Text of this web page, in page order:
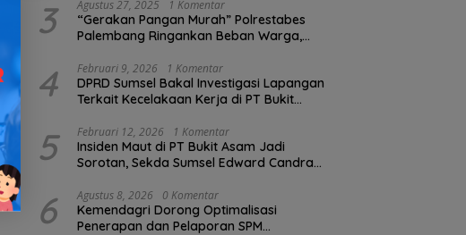
Pengawasan K3?
3 Agustus 27, 2025 1 Komentar
“Gerakan Pangan Murah” Polrestabes
Palembang Ringankan Beban Warga,
4 Februari 9, 2026 1 Komentar
DPRD Sumsel Bakal Investigasi Lapangan
Terkait Kecelakaan Kerja di PT Bukit
5 Februari 12, 2026 1 Komentar
Insiden Maut di PT Bukit Asam Jadi
Sorotan, Sekda Sumsel Edward Candra
6 Agustus 8, 2026 0 Komentar
Kemendagri Dorong Optimalisasi
Penerapan dan Pelaporan SPM